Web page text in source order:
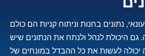
נתונים בחנות וניתוח קניות הם כולם
גם היכולת לנהל ולנתח את הנתונים שיש
יכולה לעשות את כל ההבדל במונחים של